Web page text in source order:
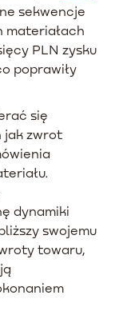
sekwencje
materiałach
PLN zysku
poprawiły
się
jak zwrot
dynamiki
swojemu
towaru,